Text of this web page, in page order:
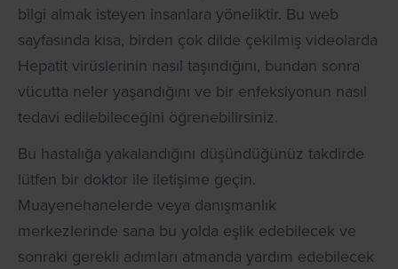
bilgi almak isteyen insanlara yöneliktir. Bu web
sayfasında kısa, birden çok dilde çekilmiş videolarda
Hepatit virüslerinin nasıl taşındığını, bundan sonra
vücutta neler yaşandığını ve bir enfeksiyonun nasıl
tedavi edilebileceğini öğrenebilirsiniz.
Bu hastalığa yakalandığını düşündüğünüz takdirde
lütfen bir doktor ile iletişime geçin.
Muayenehanelerde veya danışmanlık
merkezlerinde sana bu yolda eşlik edebilecek ve
sonraki gerekli adımları atmanda yardım edebilecek